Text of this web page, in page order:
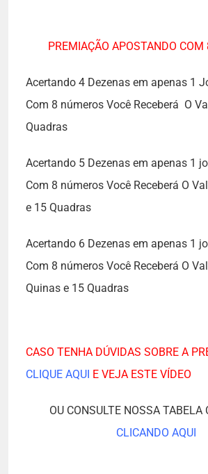
PREMIAÇÃO APOSTANDO COM
Acertando 4 Dezenas em apenas 1
Com 8 números Você Receberá O
Quadras
Acertando 5 Dezenas em apenas 1
Com 8 números Você Receberá O
e 15 Quadras
Acertando 6 Dezenas em apenas 1
Com 8 números Você Receberá O
Quinas e 15 Quadras
CASO TENHA DÚVIDAS SOBRE A
CLIQUE AQUI E VEJA ESTE VÍDEO
OU CONSULTE NOSSA TABELA
CLICANDO AQUI